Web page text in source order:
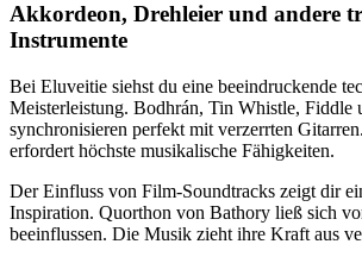
Akkordeon, Drehleier und andere
Instrumente
Bei Eluveitie siehst du eine beeindruckende
Meisterleistung. Bodhrán, Tin Whistle, Fiddle
synchronisieren perfekt mit verzerrten
erfordert höchste musikalische Fähigkeiten.
Der Einfluss von Film-Soundtracks zeigt dir
Inspiration. Quorthon von Bathory ließ sich
beeinflussen. Die Musik zieht ihre Kraft aus